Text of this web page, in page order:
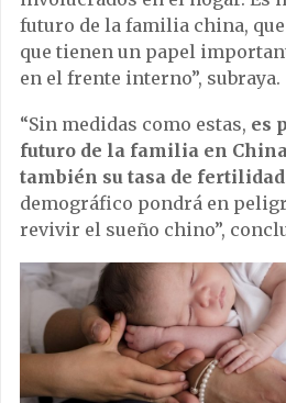
futuro de la familia china,
que tienen un papel
en el frente interno”, subraya.
“Sin medidas como estas, es
futuro de la familia en
también su tasa de fertilidad
demográfico pondrá en
revivir el sueño chino”,